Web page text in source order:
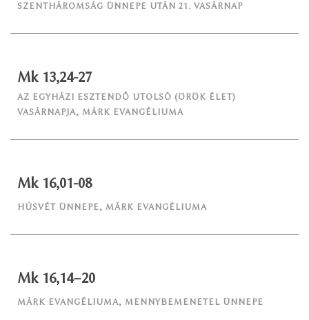
SZENTHÁROMSÁG ÜNNEPE UTÁN 21. VASÁRNAP
Mk 13,24-27
AZ EGYHÁZI ESZTENDŐ UTOLSÓ (ÖRÖK ÉLET)
VASÁRNAPJA, MÁRK EVANGÉLIUMA
Mk 16,01-08
HÚSVÉT ÜNNEPE, MÁRK EVANGÉLIUMA
Mk 16,14–20
MÁRK EVANGÉLIUMA, MENNYBEMENETEL ÜNNEPE